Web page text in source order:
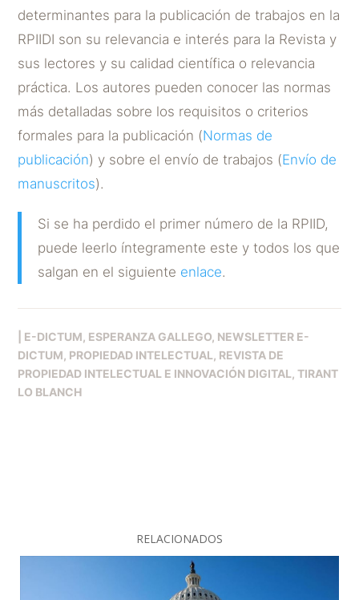
determinantes para la publicación de trabajos en la
RPIIDI son su relevancia e interés para la Revista y
sus lectores y su calidad científica o relevancia
práctica. Los autores pueden conocer las normas
más detalladas sobre los requisitos o criterios
formales para la publicación (Normas de
publicación) y sobre el envío de trabajos (Envío de
manuscritos).
Si se ha perdido el primer número de la RPIID,
puede leerlo íntegramente este y todos los que
salgan en el siguiente enlace.
E-DICTUM ESPERANZA GALLEGO NEWSLETTER E-
DICTUM PROPIEDAD INTELECTUAL REVISTA DE
PROPIEDAD INTELECTUAL E INNOVACIÓN DIGITAL TIRANT
LO BLANCH
RELACIONADOS